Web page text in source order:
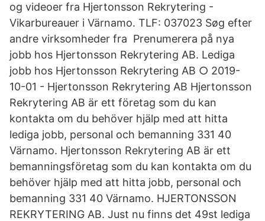
og videoer fra Hjertonsson Rekrytering -
Vikarbureauer i Värnamo. TLF: 037023 Søg efter
andre virksomheder fra Prenumerera på nya
jobb hos Hjertonsson Rekrytering AB. Lediga
jobb hos Hjertonsson Rekrytering AB ○ 2019-
10-01 - Hjertonsson Rekrytering AB Hjertonsson
Rekrytering AB är ett företag som du kan
kontakta om du behöver hjälp med att hitta
lediga jobb, personal och bemanning 331 40
Värnamo. Hjertonsson Rekrytering AB är ett
bemanningsföretag som du kan kontakta om du
behöver hjälp med att hitta jobb, personal och
bemanning 331 40 Värnamo. HJERTONSSON
REKRYTERING AB. Just nu finns det 49st lediga